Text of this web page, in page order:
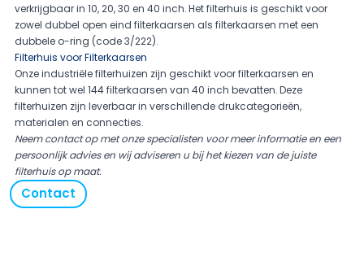
verkrijgbaar in 10, 20, 30 en 40 inch. Het filterhuis is geschikt voor
zowel dubbel open eind filterkaarsen als filterkaarsen met een
dubbele o-ring (code 3/222).
Filterhuis voor Filterkaarsen
Onze industriële filterhuizen zijn geschikt voor filterkaarsen en
kunnen tot wel 144 filterkaarsen van 40 inch bevatten. Deze
filterhuizen zijn leverbaar in verschillende drukcategorieën,
materialen en connecties.
Neem contact opmet onze specialisten voor meer informatie en een
persoonlijk advies en wij adviseren u bij het kiezen van de juiste
filterhuis op maat.
Contact